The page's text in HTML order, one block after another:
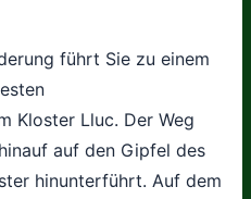
führt Sie zu einem
Kloster Lluc. Der Weg
auf den Gipfel des
hinunterführt. Auf dem